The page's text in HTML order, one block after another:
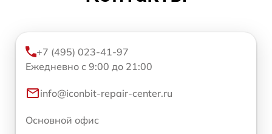
+7 (495) 023-41-97
Ежедневно с 9:00 до 21:00
info@iconbit-repair-center.ru
Основной офис